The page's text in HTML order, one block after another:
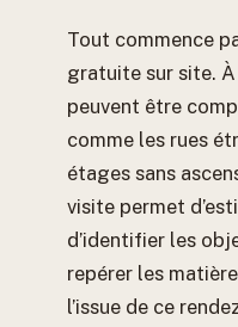
Tout commence
gratuite sur site.
peuvent être
comme les rues
étages sans
visite permet
d’identifier les
repérer les
l’issue de ce